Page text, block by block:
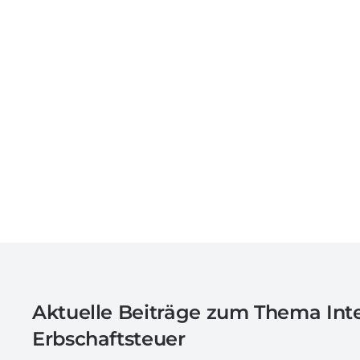
Aktuelle Beiträge zum Thema
Erbschaftsteuer